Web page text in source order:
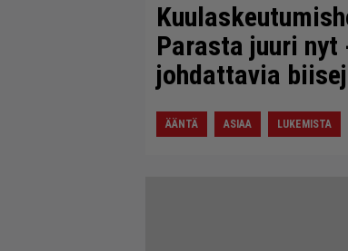
Parasta juuri
johdattavia
ÄÄNTÄ ASIAA LUKEMISTA